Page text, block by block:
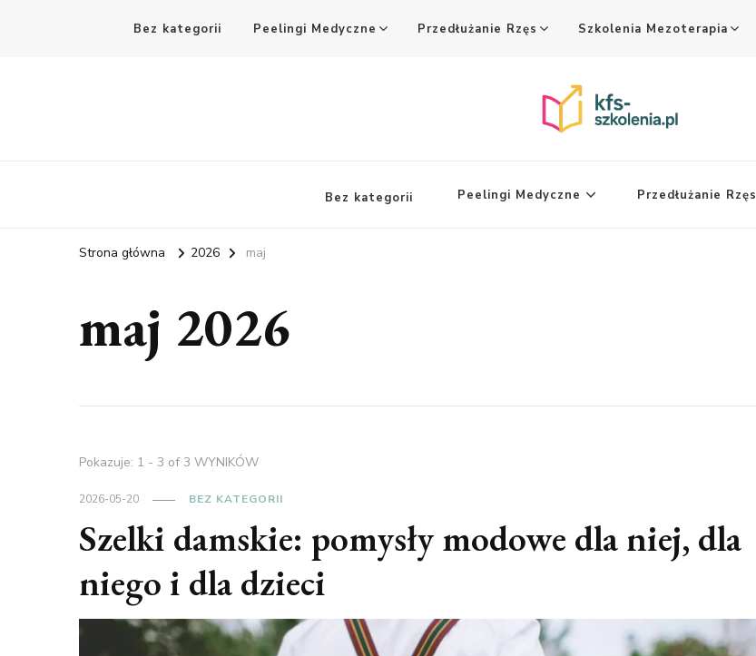
Bez kategorii Peelingi Medyczne Przedłużanie Rzęs Szkolenia Mezoterapia
Bez kategorii Peelingi Medyczne Przedłużanie Rzęs
Strona główna 2026 maj
maj 2026
Pokazuje: 1 - 3 of 3 WYNIKÓW
2026-05-20 BEZ KATEGORII
Szelki damskie: pomysły modowe dla niej, dla
niego i dla dzieci